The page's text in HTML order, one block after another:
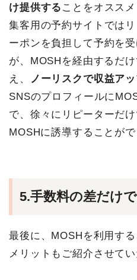
け提供する ことをオススメ
集客用の予約サイトでは
ーポンを負担して予約を
が、MOSHを経由するだ
え、
ノーリスクで収益ア
SNSのプロフィールに
で、徐々にリピーターだ
MOSHに誘導することがで
5.手数料の差だけ
最後に、MOSHを利用す
メリットもご紹介させてい